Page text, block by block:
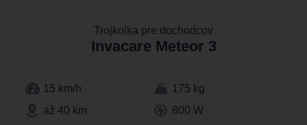
Trojkolka pre dochodcov
Invacare Meteor 3
15 km/h
175 kg
až 40 km
800 W